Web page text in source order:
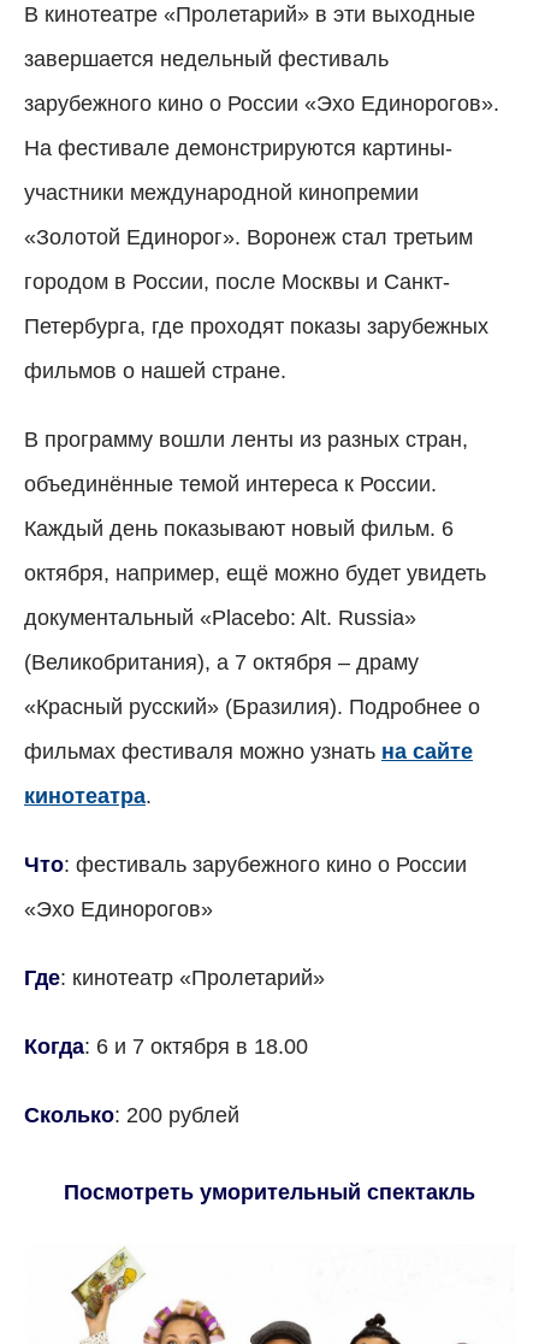
В кинотеатре «Пролетарий» в эти выходные
завершается недельный фестиваль
зарубежного кино о России «Эхо Единорогов».
На фестивале демонстрируются картины-
участники международной кинопремии
«Золотой Единорог». Воронеж стал третьим
городом в России, после Москвы и Санкт-
Петербурга, где проходят показы зарубежных
фильмов о нашей стране.
В программу вошли ленты из разных стран,
объединённые темой интереса к России.
Каждый день показывают новый фильм. 6
октября, например, ещё можно будет увидеть
документальный «Placebo: Alt. Russia»
(Великобритания), а 7 октября – драму
«Красный русский» (Бразилия). Подробнее о
фильмах фестиваля можно узнать на сайте
кинотеатра.
Что: фестиваль зарубежного кино о России
«Эхо Единорогов»
Где: кинотеатр «Пролетарий»
Когда: 6 и 7 октября в 18.00
Сколько: 200 рублей
Посмотреть уморительный спектакль